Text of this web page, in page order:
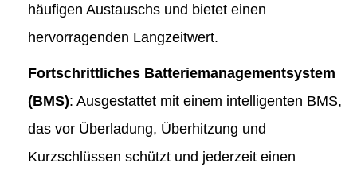
häufigen Austauschs und bietet einen
hervorragenden Langzeitwert.
Fortschrittliches Batteriemanagementsystem
(BMS): Ausgestattet mit einem intelligenten BMS,
das vor Überladung, Überhitzung und
Kurzschlüssen schützt und jederzeit einen